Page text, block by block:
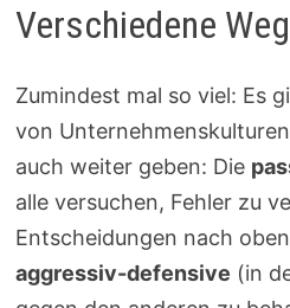
Verschiedene
Zumindest mal so viel: Es
von
auch weiter geben: Die
alle versuchen, Fehler zu
Entscheidungen nach
aggressiv-defensive (in